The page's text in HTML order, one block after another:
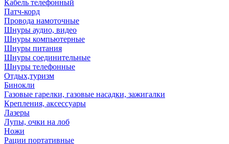
Кабель телефонный
Патч-корд
Провода намоточные
Шнуры аудио, видео
Шнуры компьютерные
Шнуры питания
Шнуры соединительные
Шнуры телефонные
Отдых,туризм
Бинокли
Газовые гарелки, газовые насадки, зажигалки
Крепления, аксессуары
Лазеры
Лупы, очки на лоб
Ножи
Рации портативные